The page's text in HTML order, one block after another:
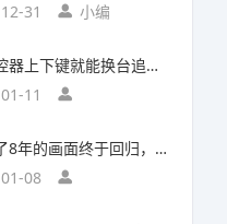
12-31
小编
遥控器上下键就能换台追剧，这款神器竟然打破了传统电视的所有限制
01-11
等了8年的画面终于回归，这个Mod竟然让《巫师3》重现当年神级预告
01-08